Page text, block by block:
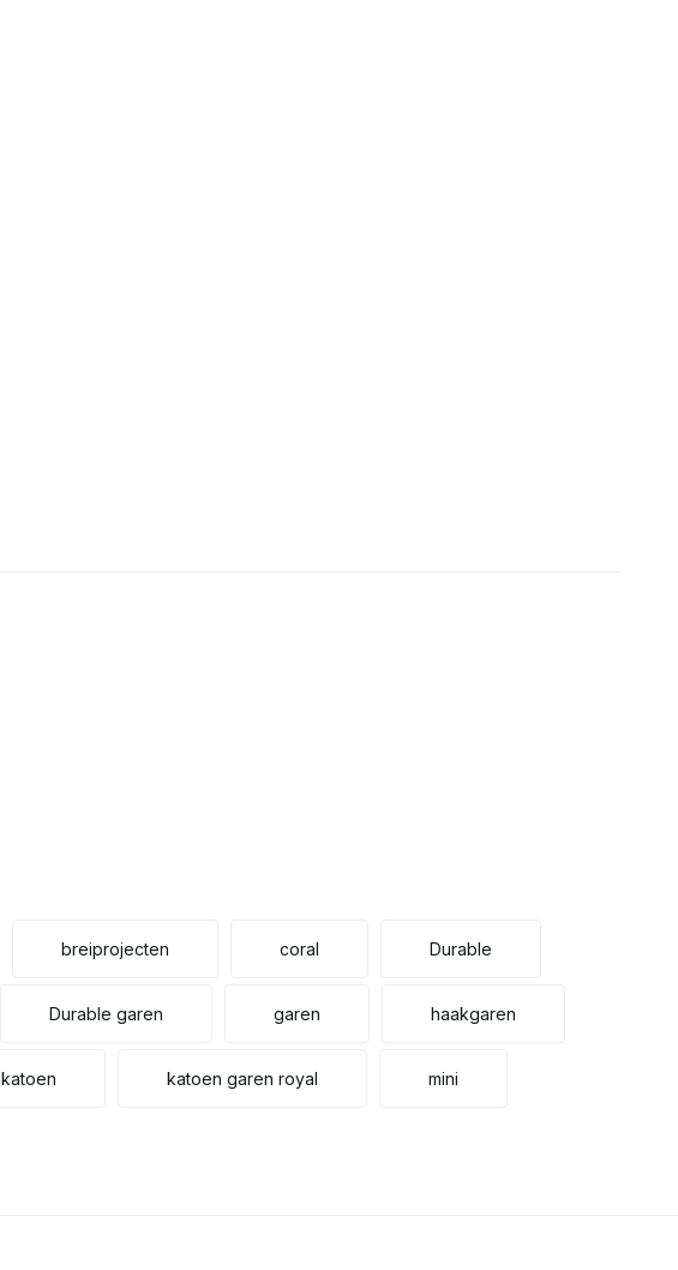
breiprojecten coral Durable
Durable garen garen haakgaren
katoen katoen garen royal mini